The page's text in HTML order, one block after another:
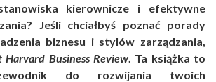
kierownicze i efektywne
Jeśli chciałbyś poznać porady
biznesu i stylów zarządzania,
Harvard Business Review. Ta książka to
do rozwijania twoich